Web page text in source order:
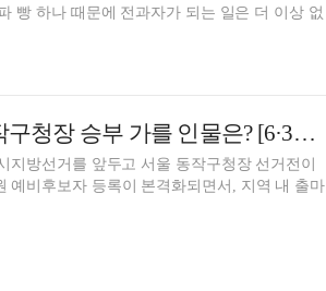
빵 하나 때문에 전과자가 되는 일은 더 이상 없
조직력·행정경험·상징성…동작구청장 승부 가를 인물은? [6·3지방선거]
지방선거를 앞두고 서울 동작구청장 선거전이
예비후보자 등록이 본격화되면서, 지역 내 출마